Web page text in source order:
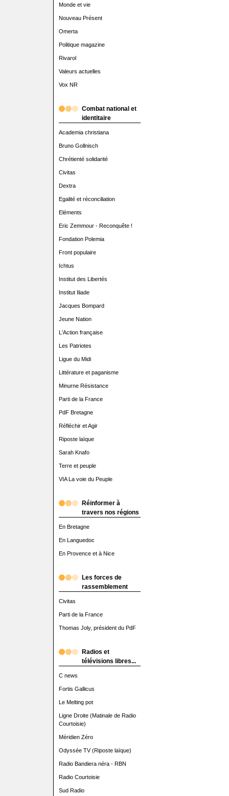
Monde et vie
Nouveau Présent
Omerta
Politique magazine
Rivarol
Valeurs actuelles
Vox NR
Combat national et
identitaire
Academia christiana
Bruno Gollnisch
Chrétienté solidarité
Civitas
Dextra
Egalité et réconciliation
Eléments
Eric Zemmour - Reconquête !
Fondation Polemia
Front populaire
Ichtus
Institut des Libertés
Institut Iliade
Jacques Bompard
Jeune Nation
L'Action française
Les Patriotes
Ligue du Midi
Littérature et paganisme
Minurne Résistance
Parti de la France
PdF Bretagne
Réfléchir et Agir
Riposte laïque
Sarah Knafo
Terre et peuple
VIA La voie du Peuple
Réinformer à
travers nos régions
En Bretagne
En Languedoc
En Provence et à Nice
Les forces de
rassemblement
Civitas
Parti de la France
Thomas Joly, président du PdF
Radios et
télévisions libres...
C news
Fortis Gallicus
Le Melting pot
Ligne Droite (Matinale de Radio
Courtoisie)
Méridien Zéro
Odyssée TV (Riposte laïque)
Radio Bandiera néra - RBN
Radio Courtoisie
Sud Radio